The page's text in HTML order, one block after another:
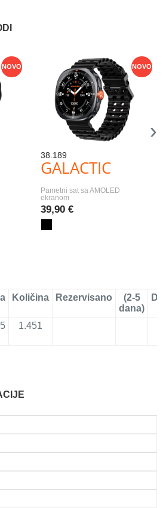
NOVO NOVO
38.189
GALACTIC
Pametni sat sa AMOLED
ekranom
39,90 €
›
Količina Rezervisano
(2-5
dana)
1.451